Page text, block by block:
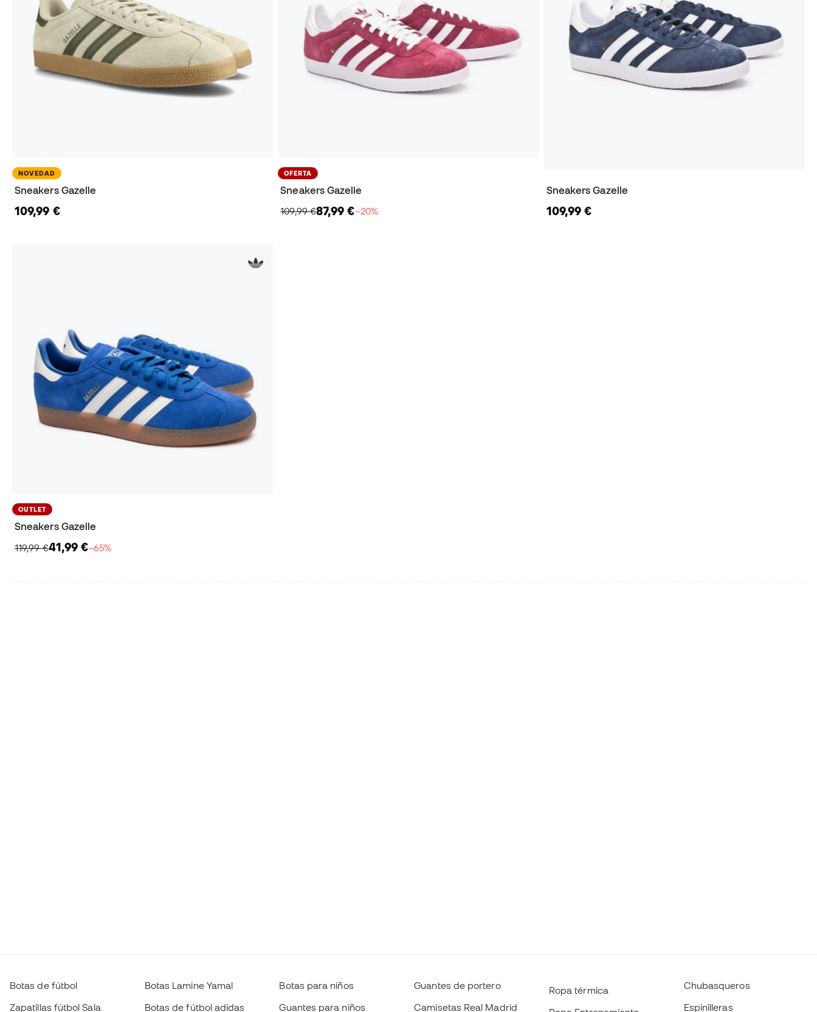
NOVEDAD
Sneakers Gazelle
109,99 €
OFERTA
Sneakers Gazelle
109,99 €87,99 €−20%
Sneakers Gazelle
109,99 €
OUTLET
Sneakers Gazelle
119,99 €41,99 €−65%
Botas de fútbol
Zapatillas fútbol Sala
Botas Lamine Yamal
Botas de fútbol adidas
Botas para niños
Guantes para niños
Guantes de portero
Camisetas Real Madrid
Ropa térmica
Chubasqueros
Espinilleras